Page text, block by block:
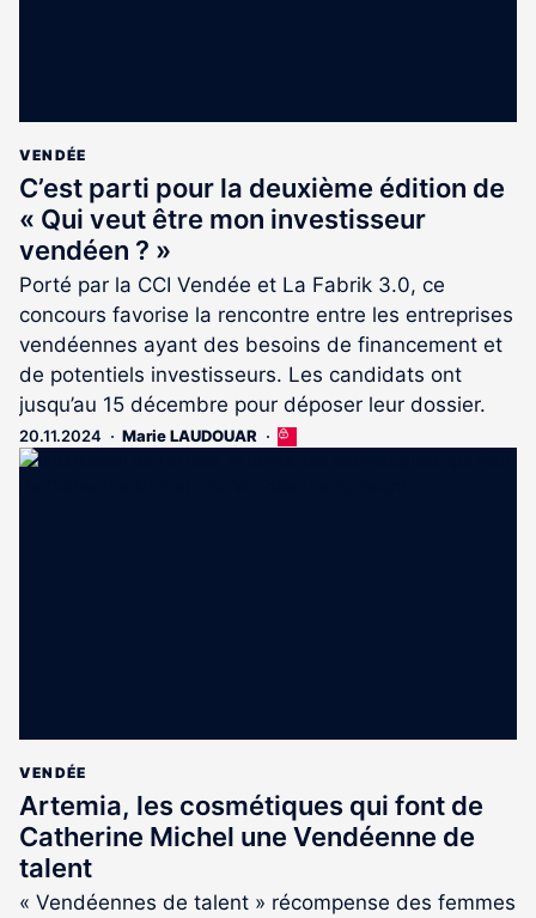
VENDÉE
C’est parti pour la deuxième édition de
« Qui veut être mon investisseur
vendéen ? »
Porté par la CCI Vendée et La Fabrik 3.0, ce
concours favorise la rencontre entre les entreprises
vendéennes ayant des besoins de financement et
de potentiels investisseurs. Les candidats ont
jusqu’au 15 décembre pour déposer leur dossier.
20.11.2024 Marie LAUDOUAR
Cet
VENDÉE
Artemia, les cosmétiques qui font de
Catherine Michel une Vendéenne de
talent
« Vendéennes de talent » récompense des femmes